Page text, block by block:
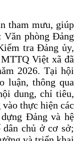
tham mưu, giúp
phòng Đảng
tra Đảng ủy,
Việt xã đã
2026. Tại hội
luận, thông qua
dung, chỉ tiêu,
thực hiện các
Đảng và hệ
chủ ở cơ sở;